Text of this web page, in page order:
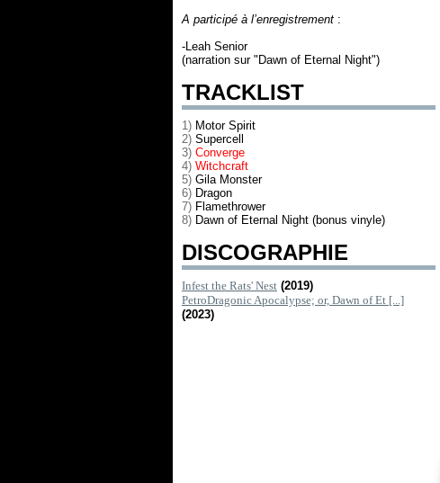
A participé à l’enregistrement :
-Leah Senior
(narration sur "Dawn of Eternal Night")
TRACKLIST
1) Motor Spirit
2) Supercell
3) Converge
4) Witchcraft
5) Gila Monster
6) Dragon
7) Flamethrower
8) Dawn of Eternal Night (bonus vinyle)
DISCOGRAPHIE
Infest the Rats' Nest (2019)
PetroDragonic Apocalypse; or, Dawn of Et [...]
(2023)